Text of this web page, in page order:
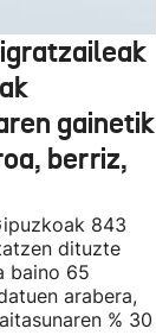
gainetik
berriz,
843
dituzte
baino 65
arabera,
% 30